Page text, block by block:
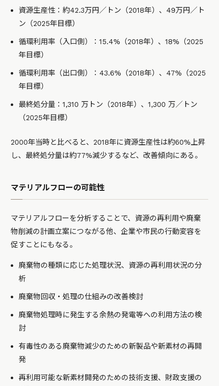
資源生産性：約42.3万円／トン（2018年）、49万円／ト
ン（2025年目標）
循環利用率（入口側）：15.4%（2018年）、18%（2025
年目標）
循環利用率（出口側）：43.6%（2018年）、47%（2025
年目標）
最終処分量：1,310 万トン（2018年）、1,300 万／トン
（2025年目標）
2000年当時と比べると、2018年に資源生産性は約60%上昇
し、最終処分量は約77%減少するなど、改善傾向にある。
マテリアルフローの可能性
マテリアルフローを分析することで、資源の再利用や廃棄
物削減の計画立案につながる他、企業や市民の行動変容を
促すことにもなる。
廃棄物の種類に応じた処理状況、資源の再利用状況の分
析
廃棄物回収・処理の仕組みの改善検討
廃棄物処理時に発生する余熱の発電等への利用方法の検
討
有毒性のある廃棄物減少のための新製品や新素材の再開
発
再利用可能な新素材開発のための技術支援、財政支援の